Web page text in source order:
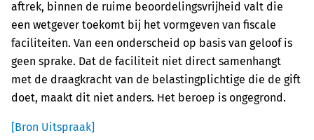
aftrek, binnen de ruime beoordelingsvrijheid valt die
een wetgever toekomt bij het vormgeven van fiscale
faciliteiten. Van een onderscheid op basis van geloof is
geen sprake. Dat de faciliteit niet direct samenhangt
met de draagkracht van de belastingplichtige die de gift
doet, maakt dit niet anders. Het beroep is ongegrond.
[Bron Uitspraak]